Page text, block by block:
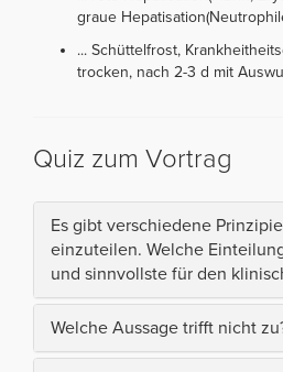
graue
... Schüttelfrost,
trocken, nach 2-3 d mit
Quiz zum Vortrag
Es gibt verschiedene
einzuteilen. Welche
und sinnvollste für den
Welche Aussage trifft nicht